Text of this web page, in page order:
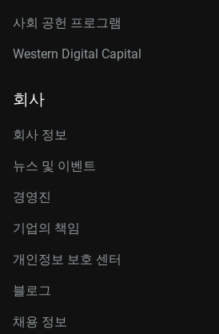
사회 공헌 프로그램
Western Digital Capital
회사
회사 정보
뉴스 및 이벤트
경영진
기업의 책임
개인정보 보호 센터
블로그
채용 정보